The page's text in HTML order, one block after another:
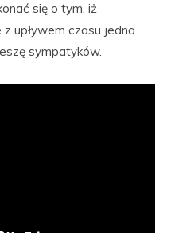
się o tym, iż
upływem czasu jedna
sympatyków.